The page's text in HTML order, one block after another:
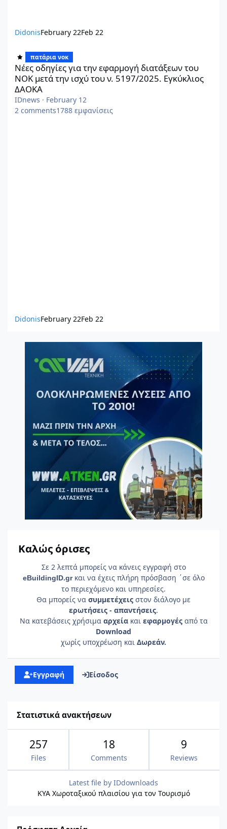
DidonisFebruary 22Feb 22
Νέες οδηγίες για την εφαρμογή διατάξεων του ΝΟΚ μετά την
πατάρια νοκ
Νέες οδηγίες για την εφαρμογή διατάξεων του
ΝΟΚ μετά την ισχύ του ν. 5197/2025. Εγκύκλιος
ΔΑΟΚΑ
IDnews · February 12
2 comments1788 εμφανίσεις
DidonisFebruary 22Feb 22
Καλώς όρισες
Σε 2 λεπτά μπορείς να κάνεις εγγραφή στο
eBuildingID.gr και να έχεις πλήρη πρόσβαση ΄σε όλο
το περιεχόμενο και υπηρεσίες.
Θα μπορείς να συμμετέχεις στον διάλογο με
ερωτήσεις - απαντήσεις.
Να κατεβάσεις χρήσιμα αρχείακαι εφαρμογέςαπό τα
Download
χωρίς υποχρέωση και Δωρεάν.
Εγγραφή Είσοδος
Στατιστικά ανακτήσεων
257
Files
18
Comments
9
Reviews
Latest file by IDdownloads
ΚΥΑ Χωροταξικού πλαισίου για τον Τουρισμό